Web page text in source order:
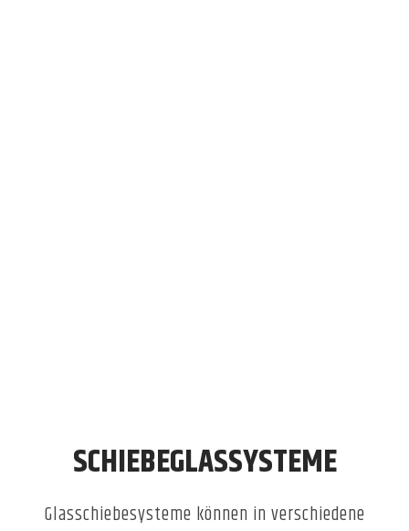
SCHIEBEGLASSYSTEME
Glasschiebesysteme können in verschiedene